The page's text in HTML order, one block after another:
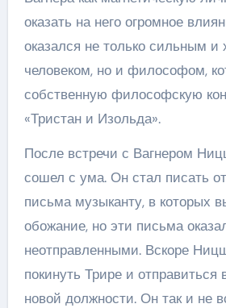
оказать на него огромное
оказался не только сильным
человеком, но и философом,
собственную философскую
«Тристан и Изольда».
После встречи с Вагнером
сошел с ума. Он стал писать
письма музыканту, в которых
обожание, но эти письма
неотправленными. Вскоре
покинуть Трире и отправиться
новой должности. Он так и не